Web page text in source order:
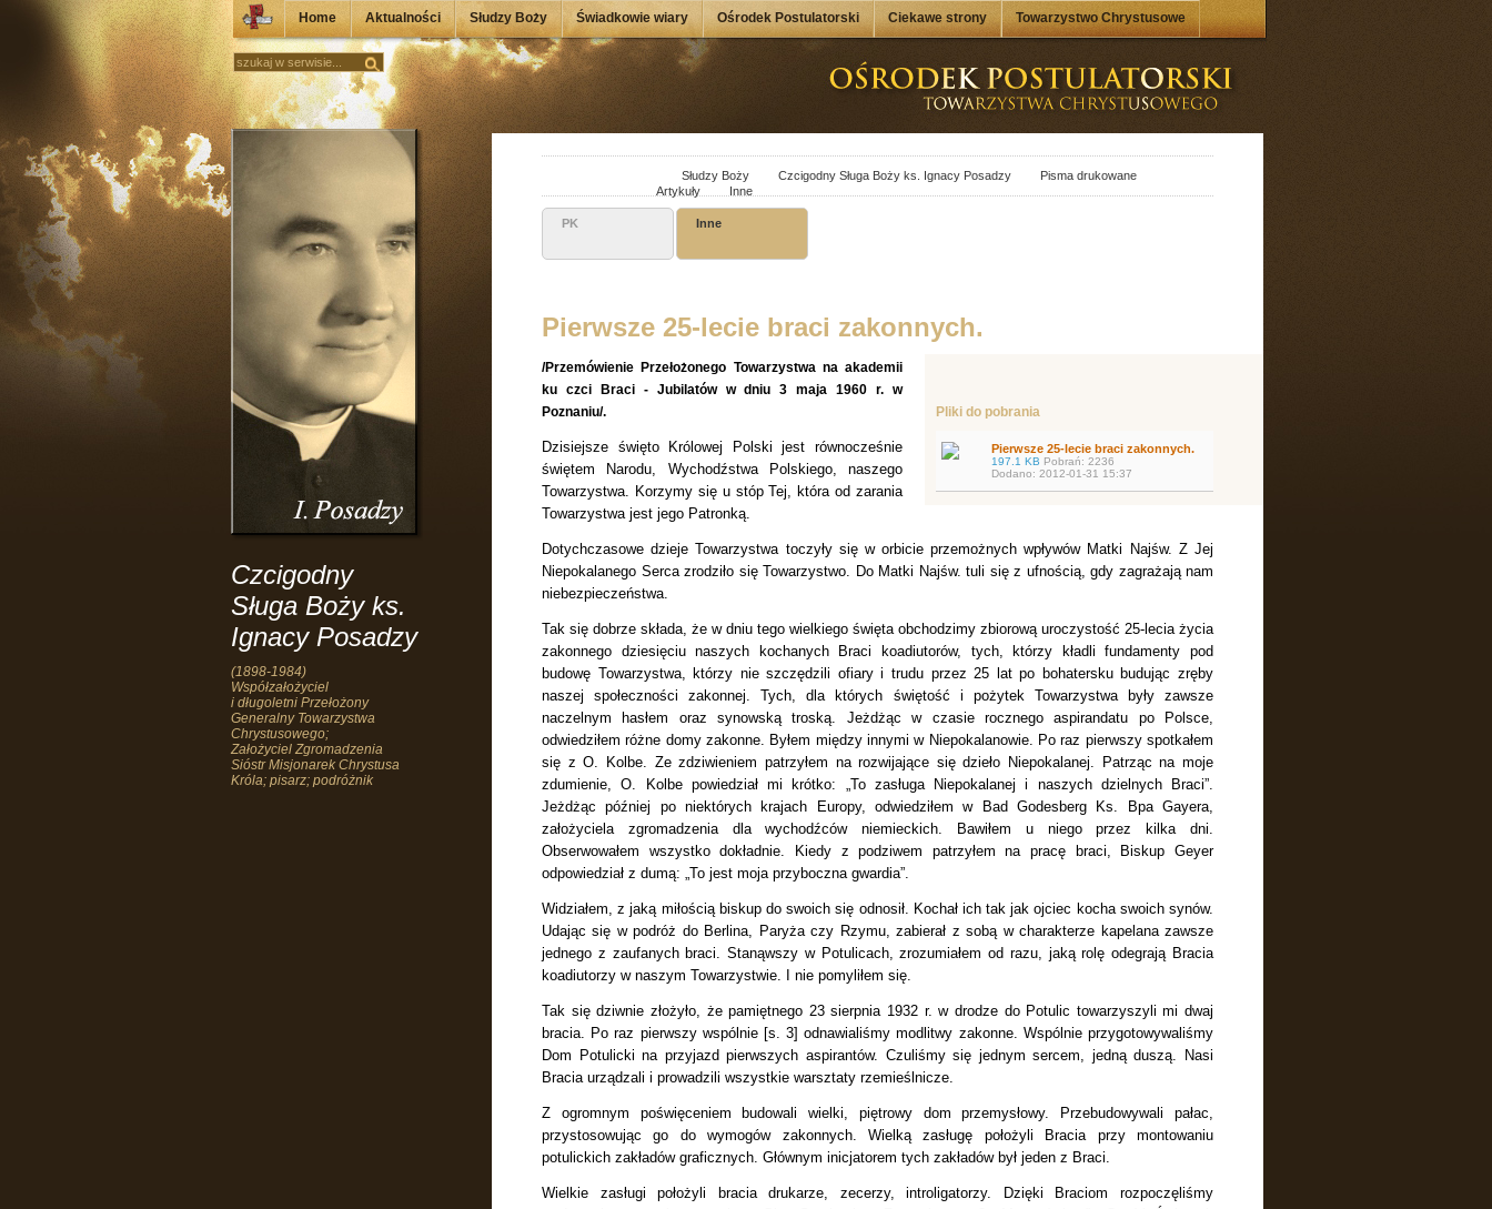
Home Aktualności Słudzy Boży Świadkowie wiary Ośrodek Postulatorski Ciekawe strony Towarzystwo Chrystusowe
Czcigodny
Sługa Boży ks.
Ignacy Posadzy
(1898-1984)
Współzałożyciel
i długoletni Przełożony
Generalny Towarzystwa
Chrystusowego;
Założyciel Zgromadzenia
Sióstr Misjonarek Chrystusa
Króla; pisarz; podróżnik
Słudzy Boży Czcigodny Sługa Boży ks. Ignacy Posadzy
Pisma drukowane
Artykuły
Inne
PK Inne
Pierwsze 25-lecie braci zakonnych.
Pliki do pobrania
Pierwsze 25-lecie braci zakonnych.
197.1 KB Pobrań: 2236
Dodano: 2012-01-31 15:37
/Przemówienie Przełożonego Towarzystwa na akademii
ku czci Braci - Jubilatów w dniu 3 maja 1960 r. w
Poznaniu/.
Dzisiejsze święto Królowej Polski jest równocześnie
świętem Narodu, Wychodźstwa Polskiego, naszego
Towarzystwa. Korzymy się u stóp Tej, która od zarania
Towarzystwa jest jego Patronką.
Dotychczasowe dzieje Towarzystwa toczyły się w orbicie przemożnych wpływów Matki Najśw. Z Jej
Niepokalanego Serca zrodziło się Towarzystwo. Do Matki Najśw. tuli się z ufnością, gdy zagrażają nam
niebezpieczeństwa.
Tak się dobrze składa, że w dniu tego wielkiego święta obchodzimy zbiorową uroczystość 25-lecia życia
zakonnego dziesięciu naszych kochanych Braci koadiutorów, tych, którzy kładli fundamenty pod
budowę Towarzystwa, którzy nie szczędzili ofiaryi trudu przez 25 lat po bohatersku budując zręby
naszej społeczności zakonnej. Tych,dla których świętość i pożytek Towarzystwa były zawsze
naczelnym hasłem oraz synowską troską. Jeżdżąc w czasie rocznego aspirandatu po Polsce,
odwiedziłem różne domy zakonne. Byłem między innymi w Niepokalanowie. Po raz pierwszy spotkałem
się z O. Kolbe. Ze zdziwieniem patrzyłem na rozwijające się dzieło Niepokalanej. Patrząc na moje
zdumienie, O. Kolbe powiedział mi krótko: „To zasługa Niepokalanej i naszych dzielnych Braci”.
Jeżdżąc później po niektórych krajach Europy, odwiedziłem w Bad Godesberg
Ks. Bpa Gayera,
założyciela zgromadzenia dla wychodźców niemieckich. Bawiłem u niego przez kilka dni.
Obserwowałem wszystko dokładnie. Kiedy z podziwem patrzyłem na pracę braci, Biskup Geyer
odpowiedział z dumą: „To jest moja przyboczna gwardia”.
Widziałem, z jaką miłością biskup do swoich się odnosił. Kochał ich tak jak ojciec kocha swoich synów.
Udając się w podróż do Berlina, Paryża czy Rzymu, zabierał z sobą w charakterze kapelana zawsze
jednego z zaufanych braci. Stanąwszy w Potulicach, zrozumiałem od razu, jaką rolę odegrają Bracia
koadiutorzy w naszym Towarzystwie.
I nie pomyliłem się.
Tak się dziwnie złożyło, że pamiętnego 23 sierpnia 1932 r. w drodze do Potulic towarzyszyli mi dwaj
bracia. Po raz pierwszy wspólnie [s. 3] odnawialiśmy modlitwy zakonne. Wspólnie przygotowywaliśmy
Dom Potulicki na przyjazd pierwszych aspirantów. Czuliśmy się jednym sercem, jedną duszą. Nasi
Bracia urządzali i prowadzili wszystkie warsztaty rzemieślnicze.
Z ogromnym poświęceniem budowali wielki, piętrowy dom przemysłowy. Przebudowywali pałac,
przystosowując go do wymogów zakonnych. Wielką zasługę położyli Bracia przy montowaniu
potulickich zakładów graficznych. Głównym inicjatorem tych zakładów był jeden z Braci.
Wielkie zasługi położyli bracia drukarze, zecerzy, introligatorzy. Dzięki Braciom rozpoczęliśmy